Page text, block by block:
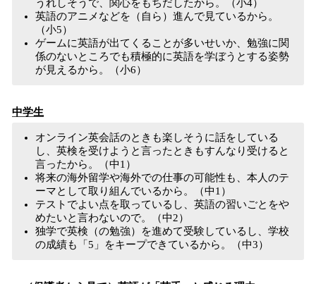
うれしそうで、関心をもちだしたから。（小4）
英語のアニメなどを（自ら）進んで見ているから。
（小5）
ゲームに英語が出てくることが多いせいか、勉強に関
係のないところでも積極的に英語を学ぼうとする姿勢
が見えるから。（小6）
中学生
オンライン英会話のときも楽しそうに話をしている
し、英検を受けようと言ったときもすんなり受けると
言ったから。（中1）
将来の海外留学や海外での仕事の可能性も、本人のテ
ーマとして取り組んでいるから。（中1）
テストでよい点を取っているし、英語の習いごとをや
めたいと言わないので。（中2）
独学で英検（の勉強）を進めて受験しているし、学校
の成績も「5」をキープできているから。（中3）